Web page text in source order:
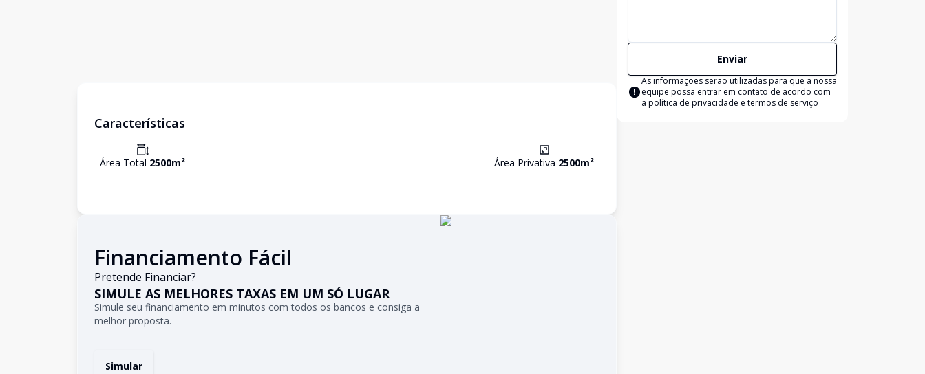
Características
Área Total 2500m² Área Privativa 2500m²
Financiamento Fácil
Pretende Financiar?
SIMULE AS MELHORES TAXAS EM UM SÓ LUGAR
Simule seu financiamento em minutos com todos os bancos e consiga a
melhor proposta.
Simular
Enviar
As informações serão utilizadas para que a nossa
equipe possa entrar em contato de acordo com
a política de privacidade e termos de serviço